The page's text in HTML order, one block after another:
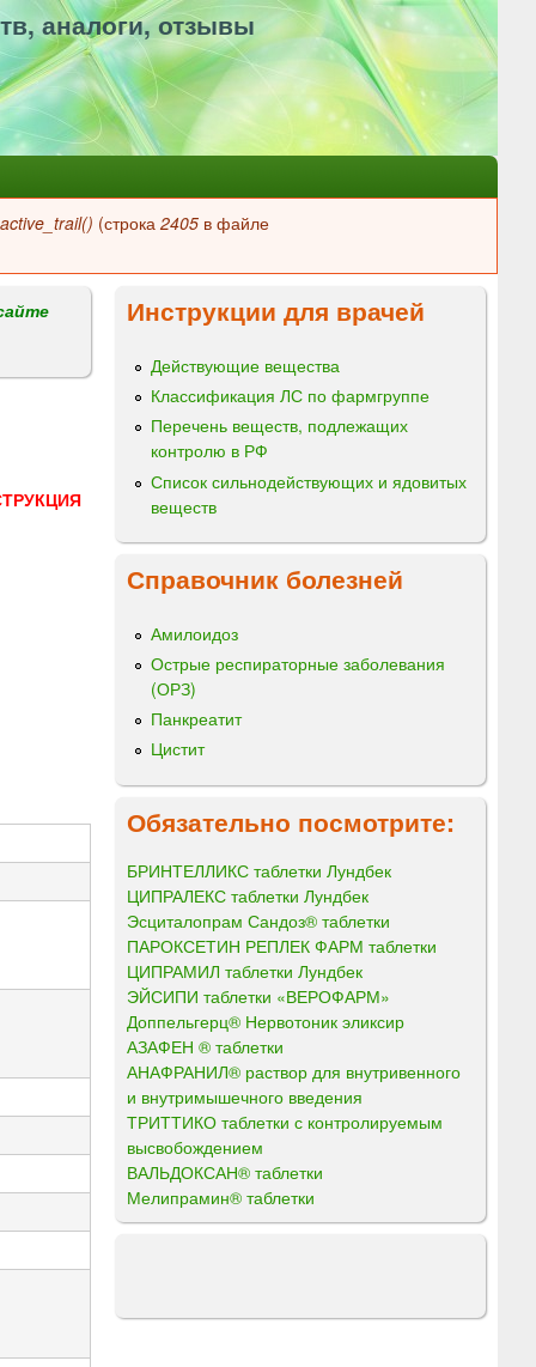
аналоги, отзывы
(строка 2405 в файле
Инструкции для врачей
Действующие вещества
Классификация ЛС по фармгруппе
Перечень веществ, подлежащих
контролю в РФ
Список сильнодействующих и ядовитых
веществ
Справочник болезней
Амилоидоз
Острые респираторные заболевания
(ОРЗ)
Панкреатит
Цистит
Обязательно посмотрите:
БРИНТЕЛЛИКС таблетки Лундбек
ЦИПРАЛЕКС таблетки Лундбек
Эсциталопрам Сандоз® таблетки
ПАРОКСЕТИН РЕПЛЕК ФАРМ таблетки
ЦИПРАМИЛ таблетки Лундбек
ЭЙСИПИ таблетки «ВЕРОФАРМ»
Доппельгерц® Нервотоник эликсир
АЗАФЕН ® таблетки
АНАФРАНИЛ® раствор для внутривенного
и внутримышечного введения
ТРИТТИКО таблетки с контролируемым
высвобождением
ВАЛЬДОКСАН® таблетки
Мелипрамин® таблетки